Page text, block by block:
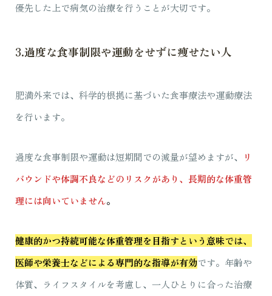
優先した上で病気の治療を行うことが大切です。
3.過度な食事制限や運動をせずに痩せたい人
肥満外来では、科学的根拠に基づいた食事療法や運動療法
を行います。
過度な食事制限や運動は短期間での減量が望めますが、
リ
バウンドや体調不良などのリスクがあり、長期的な体重管
理には向いていません。
健康的かつ持続可能な体重管理を目指すという意味では、
医師や栄養士などによる専門的な指導が有効です。年齢や
体質、ライフスタイルを考慮し、一人ひとりに合った治療